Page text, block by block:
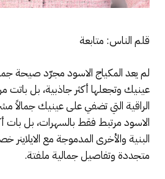
قلم الناس: متابعة
لم يعد المكياج الاسود مجرّد صيحة
عينيك وتجعلها أكثر جاذبية، بل باتت
الراقية التي تضفي على عينيك جمالاً
الاسود مرتبط فقط بالسهرات، بل بات
البنية والأخرى المدموجة مع
متجددة وتفاصيل جمالية ملفتة.